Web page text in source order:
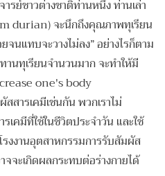
รย์ชาวต่างชาติท่านหนึ่ง ท่านเล่า
durian) จะนึกถึงคุณภาพทุเรียน
นแทบจะวางไม่ลง” อย่างไรก็ตาม
นทุเรียนจำนวนมาก จะทำให้มี
one's body
ารเคมีเช่นกัน พวกเราไม่
เคมีที่ใช้ในชีวิตประจำวัน และใช้
งงานอุตสาหกรรมการรับสัมผัส
จะเกิดผลกระทบต่อร่างกายได้